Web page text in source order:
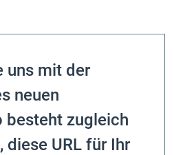
uns mit der
neuen
besteht zugleich
URL für Ihr